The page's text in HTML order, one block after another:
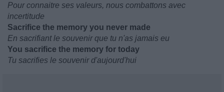
Pour connaitre ses valeurs, nous combattons avec
incertitude
Sacrifice the memory you never made
En sacrifiant le souvenir que tu n'as jamais eu
You sacrifice the memory for today
Tu sacrifies le souvenir d'aujourd'hui